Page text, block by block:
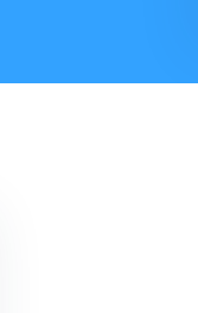
en stimuleert de